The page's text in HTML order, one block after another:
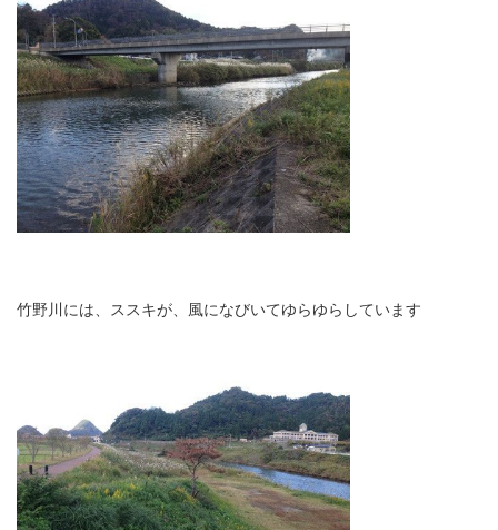
竹野川には、ススキが、風になびいてゆらゆらしています